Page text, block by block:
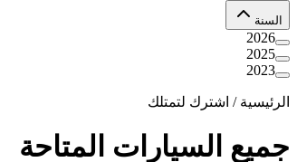
السنة
2026
2025
2023
الرئيسية / اشترك لتمتلك
جميع السيارات المتاحة